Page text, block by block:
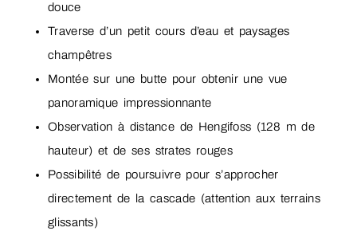
douce
Traverse d’un petit cours d’eau et paysages
champêtres
Montée sur une butte pour obtenir une vue
panoramique impressionnante
Observation à distance de Hengifoss (128 m de
hauteur) et de ses strates rouges
Possibilité de poursuivre pour s’approcher
directement de la cascade (attention aux terrains
glissants)